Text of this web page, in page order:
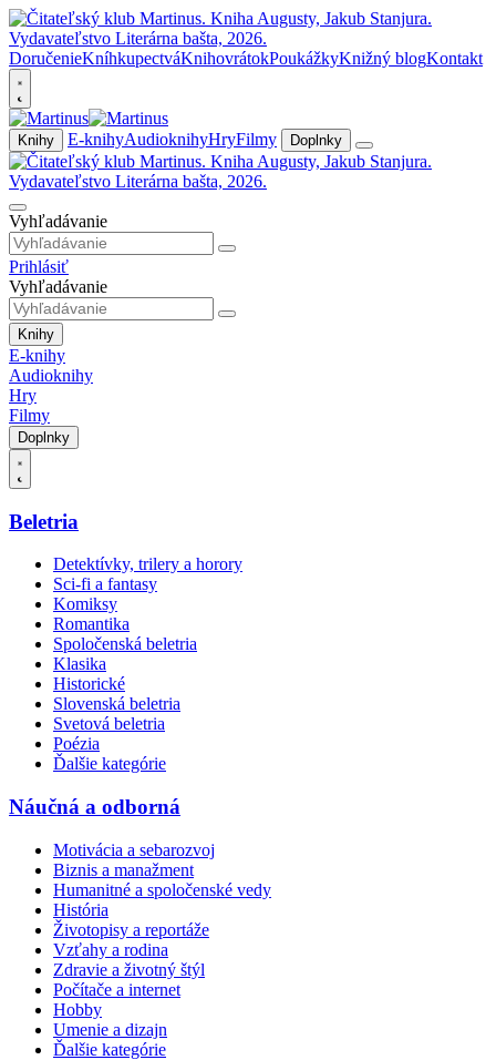
DoručenieKníhkupectváKnihovrátokPoukážkyKnižný blogKontakt
Knihy E-knihyAudioknihyHryFilmy Doplnky
Vyhľadávanie
Prihlásiť
Vyhľadávanie
Knihy
E-knihy
Audioknihy
Hry
Filmy
Doplnky
Beletria
Detektívky, trilery a horory
Sci-fi a fantasy
Komiksy
Romantika
Spoločenská beletria
Klasika
Historické
Slovenská beletria
Svetová beletria
Poézia
Ďalšie kategórie
Náučná a odborná
Motivácia a sebarozvoj
Biznis a manažment
Humanitné a spoločenské vedy
História
Životopisy a reportáže
Vzťahy a rodina
Zdravie a životný štýl
Počítače a internet
Hobby
Umenie a dizajn
Ďalšie kategórie